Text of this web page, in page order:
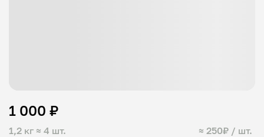
1,2 кг ≈ 4 шт. ≈ 250₽ / шт.
1 000 ₽